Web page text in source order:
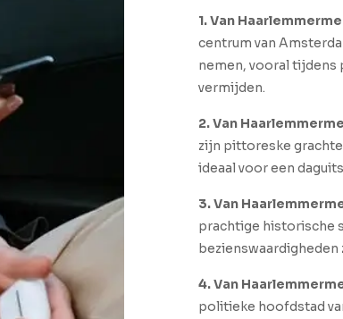
1. Van
centrum van
nemen, vooral
vermijden.
2. Van
zijn pittoreske
ideaal voor een
3. Van
prachtige historische
bezienswaardigheden
4. Van
politieke hoofdstad